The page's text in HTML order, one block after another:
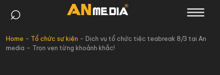
⌕
Home - Tổ chức sự kiện - Dịch vụ tổ chức tiệc teabreak 8/3 tại An
media – Trọn vẹn từng khoảnh khắc!